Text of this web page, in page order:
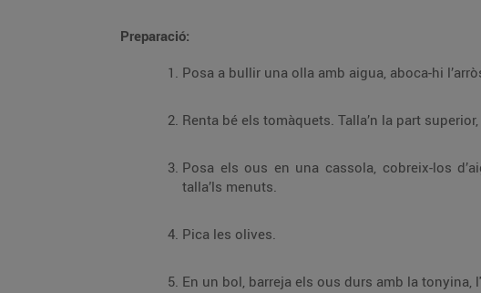
Preparació:
Posa els ous en una cassola, cobreix-los d’aigua i cou-los 10 min, a partir que l’aigua trenqui
talla’ls menuts.
Pica les olives.